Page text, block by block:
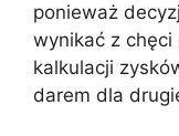
ponieważ
wynikać z chęci
kalkulacji
darem dla